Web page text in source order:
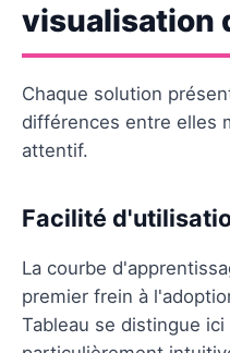
visualisation
Chaque solution
différences entre elles
attentif.
Facilité
La courbe
premier frein à
Tableau se distingue